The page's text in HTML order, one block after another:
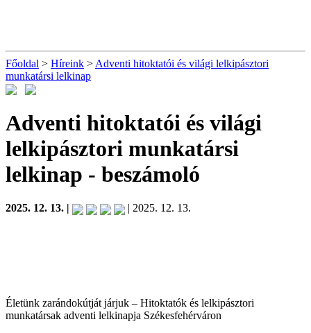
Főoldal > Híreink > Adventi hitoktatói és világi lelkipásztori
munkatársi lelkinap
Adventi hitoktatói és világi
lelkipásztori munkatársi
lelkinap - beszámoló
2025. 12. 13. | | 2025. 12. 13.
Életünk zarándokútját járjuk – Hitoktatók és lelkipásztori
munkatársak adventi lelkinapja Székesfehérváron